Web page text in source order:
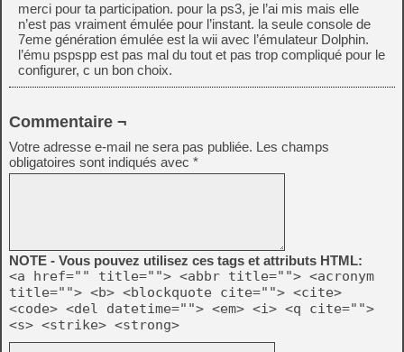
merci pour ta participation. pour la ps3, je l’ai mis mais elle
n’est pas vraiment émulée pour l’instant. la seule console de
7eme génération émulée est la wii avec l’émulateur Dolphin.
l’ému pspspp est pas mal du tout et pas trop compliqué pour le
configurer, c un bon choix.
Commentaire ¬
Votre adresse e-mail ne sera pas publiée. Les champs
obligatoires sont indiqués avec *
NOTE - Vous pouvez utilisez ces tags et attributs HTML:
<a href="" title=""> <abbr title=""> <acronym
title=""> <b> <blockquote cite=""> <cite>
<code> <del datetime=""> <em> <i> <q cite="">
<s> <strike> <strong>